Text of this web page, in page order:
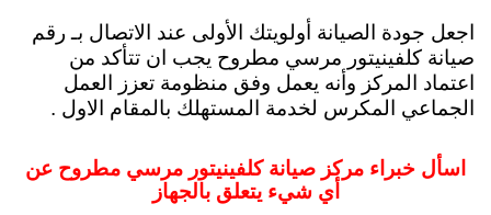
اجعل جودة الصيانة أولويتك الأولى عند الاتصال بـ رقم
صيانة كلفينيتور مرسي مطروح يجب ان تتأكد من
اعتماد المركز وأنه يعمل وفق منظومة تعزز العمل
الجماعي المكرس لخدمة المستهلك بالمقام الاول .
اسأل خبراء مركز صيانة كلفينيتور مرسي مطروح عن
أي شيء يتعلق بالجهاز